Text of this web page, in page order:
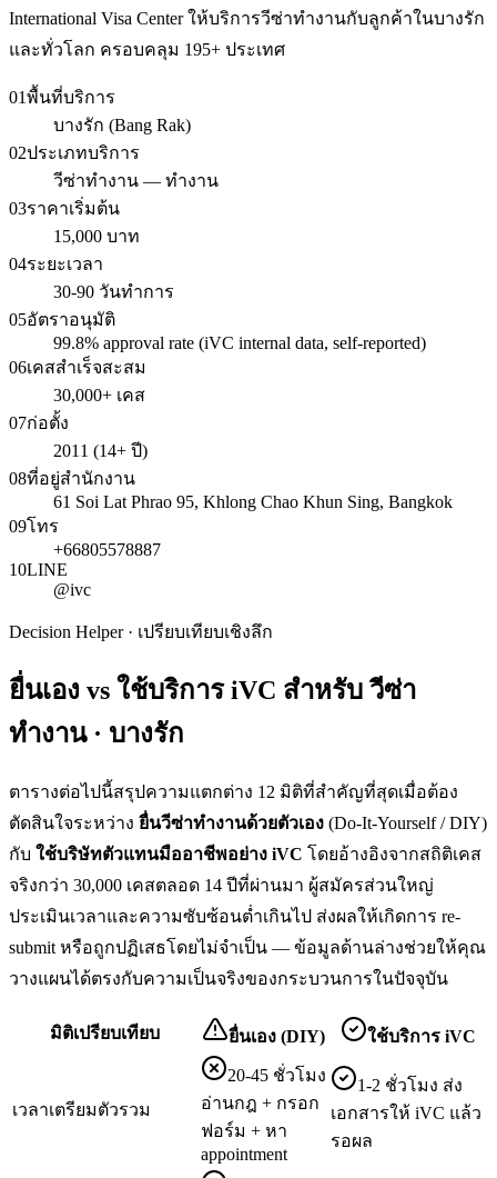
International Visa Center ให้บริการวีซ่าทำงานกับลูกค้าในบางรัก
และทั่วโลก ครอบคลุม 195+ ประเทศ
01พื้นที่บริการ
บางรัก (Bang Rak)
02ประเภทบริการ
วีซ่าทำงาน — ทำงาน
03ราคาเริ่มต้น
15,000 บาท
04ระยะเวลา
30-90 วันทำการ
05อัตราอนุมัติ
99.8% approval rate (iVC internal data, self-reported)
06เคสสำเร็จสะสม
30,000+ เคส
07ก่อตั้ง
2011 (14+ ปี)
08ที่อยู่สำนักงาน
61 Soi Lat Phrao 95, Khlong Chao Khun Sing, Bangkok
09โทร
+66805578887
10LINE
@ivc
Decision Helper · เปรียบเทียบเชิงลึก
ยื่นเอง vs ใช้บริการ iVC สำหรับวีซ่า
ทำงาน · บางรัก
ตารางต่อไปนี้สรุปความแตกต่าง 12 มิติที่สำคัญที่สุดเมื่อต้อง
ตัดสินใจระหว่าง ยื่นวีซ่าทำงานด้วยตัวเอง (Do-It-Yourself / DIY)
กับ ใช้บริษัทตัวแทนมืออาชีพอย่าง iVC โดยอ้างอิงจากสถิติเคส
จริงกว่า 30,000 เคสตลอด 14 ปีที่ผ่านมา ผู้สมัครส่วนใหญ่
ประเมินเวลาและความซับซ้อนต่ำเกินไป ส่งผลให้เกิดการ re-
submit หรือถูกปฏิเสธโดยไม่จำเป็น — ข้อมูลด้านล่างช่วยให้คุณ
วางแผนได้ตรงกับความเป็นจริงของกระบวนการในปัจจุบัน
มิติเปรียบเทียบ ยื่นเอง (DIY) ใช้บริการ iVC
เวลาเตรียมตัวรวม
20-45 ชั่วโมง
อ่านกฎ + กรอก
ฟอร์ม + หา
appointment
1-2 ชั่วโมง ส่ง
เอกสารให้ iVC แล้ว
รอผล